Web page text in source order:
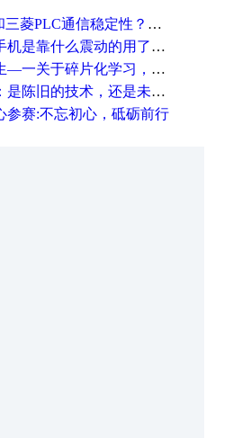
菱PLC通信稳定性？？？
靠什么震动的用了这么多年才知道！
于碎片化学习，看这一篇就够了！
旧的技术，还是未来的幕后英雄？
参赛:不忘初心，砥砺前行